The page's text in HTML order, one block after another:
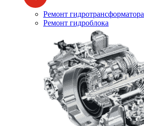
Ремонт гидротрансформатора
Ремонт гидроблока